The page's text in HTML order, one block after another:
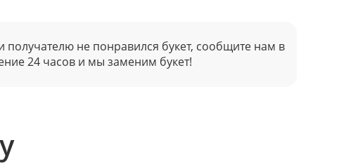
получателю не понравился букет, сообщите нам в
24 часов и мы заменим букет!